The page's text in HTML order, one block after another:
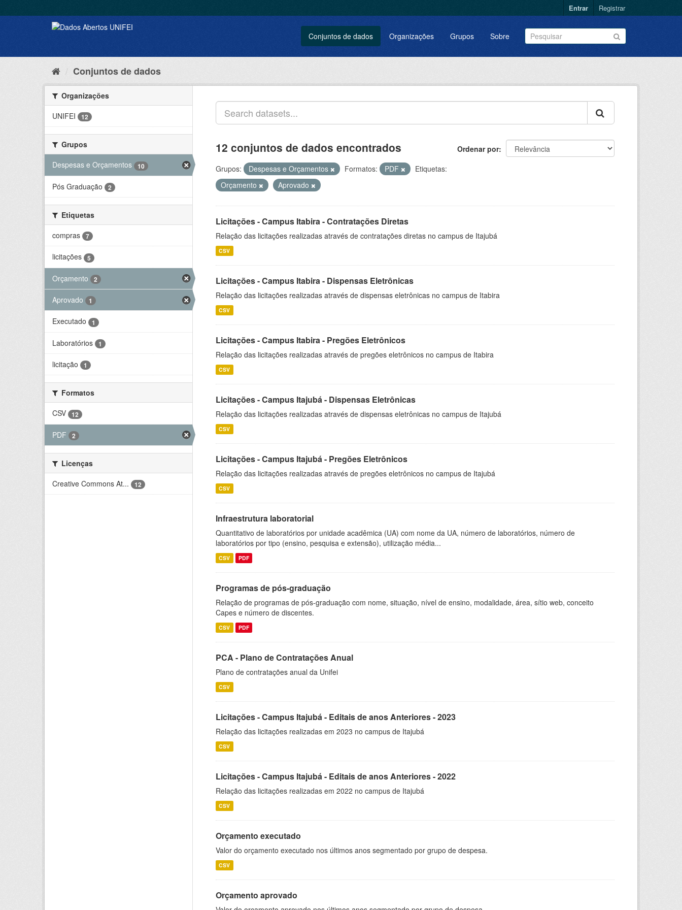
Entrar Registrar
Conjuntos de dados Organizações Grupos Sobre
Conjuntos de dados
Organizações
UNIFEI
12
Grupos
Despesas e Orçamentos
10
Pós Graduação 2
Etiquetas
compras
7
licitações 5
Orçamento 2
Aprovado 1
Executado 1
Laboratórios 1
licitação 1
Formatos
CSV
12
PDF 2
Licenças
Creative Commons At...
12
Ordenar por
12 conjuntos de dados encontrados
Grupos: Despesas e Orçamentos Formatos: PDF
Etiquetas:
Orçamento
Aprovado
Licitações - Campus Itabira - Contratações Diretas
Relação das licitações realizadas através de contratações diretas no campus de Itajubá
CSV
Licitações - Campus Itabira - Dispensas Eletrônicas
Relação das licitações realizadas através de dispensas eletrônicas no campus de Itabira
CSV
Licitações - Campus Itabira - Pregões Eletrônicos
Relação das licitações realizadas através de pregões eletrônicos no campus de Itabira
CSV
Licitações - Campus Itajubá - Dispensas Eletrônicas
Relação das licitações realizadas através de dispensas eletrônicas no campus de Itajubá
CSV
Licitações - Campus Itajubá - Pregões Eletrônicos
Relação das licitações realizadas através de pregões eletrônicos no campus de Itajubá
CSV
Infraestrutura laboratorial
Quantitativo de laboratórios por unidade acadêmica (UA) com nome da UA, número de laboratórios, número de
laboratórios por tipo (ensino, pesquisa e extensão), utilização média...
CSV PDF
Programas de pós-graduação
Relação de programas de pós-graduação com nome, situação, nível de ensino, modalidade, área, sítio web, conceito
Capes e número de discentes.
CSV PDF
PCA - Plano de Contratações Anual
Plano de contratações anual da Unifei
CSV
Licitações - Campus Itajubá - Editais de anos Anteriores - 2023
Relação das licitações realizadas em 2023 no campus de Itajubá
CSV
Licitações - Campus Itajubá - Editais de anos Anteriores - 2022
Relação das licitações realizadas em 2022 no campus de Itajubá
CSV
Orçamento executado
Valor do orçamento executado nos últimos anos segmentado por grupo de despesa.
CSV
Orçamento aprovado